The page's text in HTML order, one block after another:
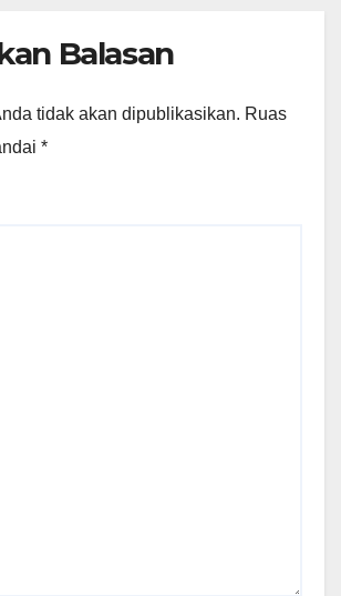
Balasan
tidak akan dipublikasikan. Ruas
*